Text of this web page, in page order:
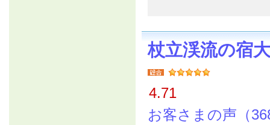
杖立渓流の宿
4.71
お客さまの声（